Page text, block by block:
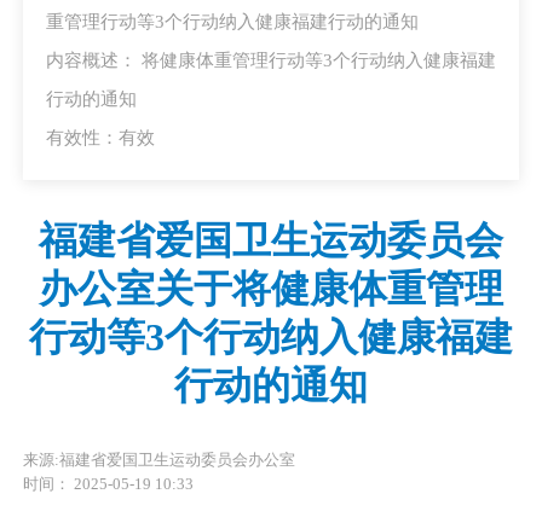
重管理行动等3个行动纳入健康福建行动的通知
内容概述： 将健康体重管理行动等3个行动纳入健康福建
行动的通知
有效性：有效
福建省爱国卫生运动委员会
办公室关于将健康体重管理
行动等3个行动纳入健康福建
行动的通知
来源:福建省爱国卫生运动委员会办公室
时间： 2025-05-19 10:33